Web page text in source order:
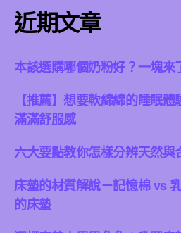
近期文章
本該選購哪個奶粉好？一塊來
【推薦】想要軟綿綿的睡眠
滿滿舒服感
六大要點教你怎樣分辨天然與
床墊的材質解說－記憶棉 vs
的床墊